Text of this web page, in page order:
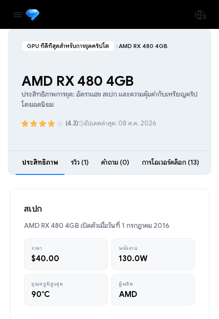
GPU ที่ดีที่สุดสำหรับการขุดคริปโต AMD RX 480 4GB
AMD RX 480 4GB
ประสิทธิภาพการขุด: อัตราแฮช สเปก และความคุ้มค่ากับเหรียญคริป
โตยอดนิยม
(4.3) อัปเดตล่าสุด: 08 ส.ค. 2026
ประสิทธิภาพ รีวิว (1) คำถาม (0) การโอเวอร์คล็อก (13)
สเปก
AMD RX 480 4GB เปิดตัวเมื่อวันที่ 1 กรกฎาคม 2016
ราคา
$40.00
พลังงาน
130.0W
อุณหภูมิสูงสุด
90°C
ผู้ผลิต
AMD